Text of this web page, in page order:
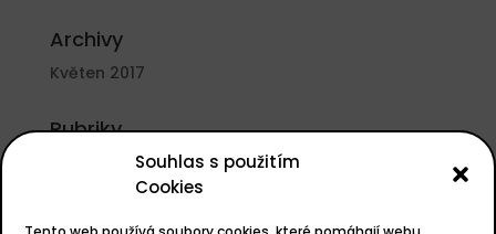
Souhlas s použitím
Cookies
Archivy
Květen 2017
Rubriky
Nezařazené
Základní informace